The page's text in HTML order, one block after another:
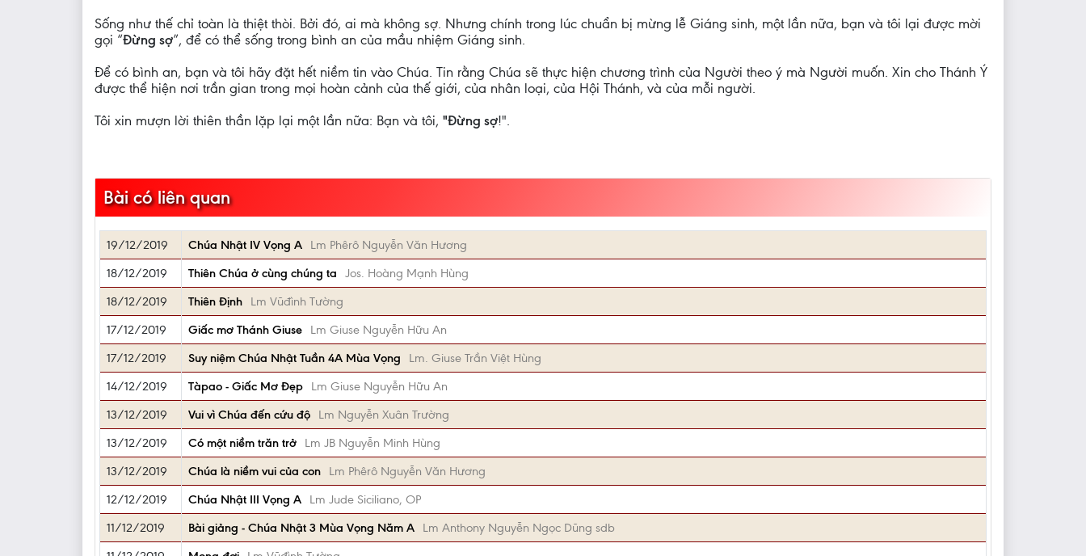
Sống như thế chỉ toàn là thiệt thòi. Bởi đó, ai mà không sợ. Nhưng chính trong lúc chuẩn bị mừng lễ Giáng sinh, một lần nữa, bạn và tôi lại được mời
gọi “Đừng sợ”, để có thể sống trong bình an của mầu nhiệm Giáng sinh.
Để có bình an, bạn và tôi hãy đặt hết niềm tin vào Chúa. Tin rằng Chúa sẽ thực hiện chương trình của Người theo ý mà Người muốn. Xin cho Thánh Ý
được thể hiện nơi trần gian trong mọi hoàn cảnh của thế giới, của nhân loại, của Hội Thánh, và của mỗi người.
Tôi xin mượn lời thiên thần lặp lại một lần nữa: Bạn và tôi, "Đừng sợ!".
Bài có liên quan
19/12/2019 Chúa Nhật IV Vọng A
Lm Phêrô Nguyễn Văn Hương
18/12/2019
Thiên Chúa ở cùng chúng ta
Jos. Hoàng Mạnh Hùng
18/12/2019
Thiên Định
Lm Vũđình Tường
17/12/2019
Giấc mơ Thánh Giuse
Lm Giuse Nguyễn Hữu An
17/12/2019
Suy niệm Chúa Nhật Tuần 4A Mùa Vọng
Lm. Giuse Trần Việt Hùng
14/12/2019
Tàpao - Giấc Mơ Đẹp
Lm Giuse Nguyễn Hữu An
13/12/2019
Vui vì Chúa đến cứu độ
Lm Nguyễn Xuân Trường
13/12/2019
Có một niềm trăn trở
Lm JB Nguyễn Minh Hùng
13/12/2019
Chúa là niềm vui của con
Lm Phêrô Nguyễn Văn Hương
12/12/2019
Chúa Nhật III Vọng A
Lm Jude Siciliano, OP
11/12/2019
Bài giảng - Chúa Nhật 3 Mùa Vọng Năm A
Lm Anthony Nguyễn Ngọc Dũng sdb